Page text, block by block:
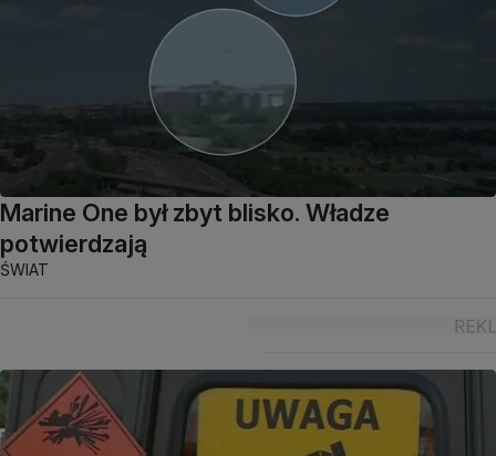
Marine One był zbyt blisko. Władze
potwierdzają
ŚWIAT